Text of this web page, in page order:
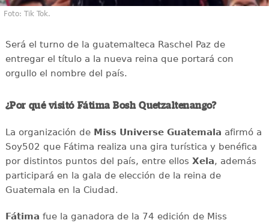
Foto: Tik Tok.
Será el turno de la guatemalteca Raschel Paz de
entregar el título a la nueva reina que portará con
orgullo el nombre del país.
¿Por qué visitó Fátima Bosh Quetzaltenango?
La organización de Miss Universe Guatemala afirmó a
Soy502 que Fátima realiza una gira turística y benéfica
por distintos puntos del país, entre ellos Xela, además
participará en la gala de elección de la reina de
Guatemala en la Ciudad.
Fátima fue la ganadora de la 74 edición de Miss